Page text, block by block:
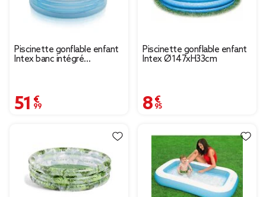
Piscinette gonflable enfant
Intex banc intégré
51,99 €
Piscinette gonflable enfant
Intex Ø147xH33cm
8,95 €